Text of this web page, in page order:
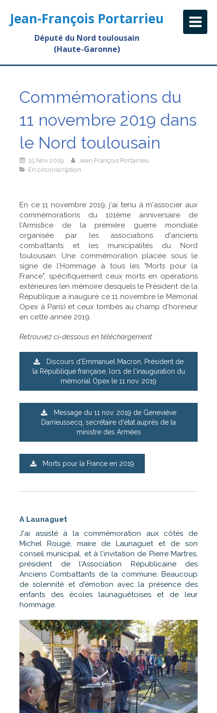
Jean-François Portarrieu
Député du Nord toulousain
(Haute-Garonne)
Commémorations du
11 novembre 2019 dans
le Nord toulousain
15 Nov 2019
Jean François Portarrieu
En circonscription
En ce 11 novembre 2019, j'ai tenu à m'associer aux
commémorations du 101ème anniversaire de
l'Armistice de la première guerre mondiale
organisée par les associations d'anciens
combattants et les municipalités du Nord
toulousain. Une commémoration placée sous le
signe de l'Hommage à tous les "Morts pour la
France", spécifiquement ceux morts en opérations
extérieures (en mémoire desquels le Président de la
République a inauguré ce 11 novembre le Mémorial
Opex à Paris) et ceux tombés au champ d'honneur
en cette année 2019.
Retrouvez ci-dessous en téléchargement :
Discours d'Emmanuel Macron, Président de
la République française, lors de l'inauguration du
mémorial Opex le 11 nov. 2019
Message du 11 nov. 2019 de Geneviéve
Darrieussecq, secrétaire d'état auprés de la
ministre des Armées
Morts pour la France en 2019
A Launaguet
J'ai assisté à la commémoration aux côtés de
Michel Rougé, maire de Launaguet et de son
conseil municipal, et à l'invitation de Pierre Martres,
président de l'Association Républicaine des
Anciens Combattants de la commune. Beaucoup
de solennité et d'émotion avec la présence des
enfants des écoles launaguétoises et de leur
hommage.